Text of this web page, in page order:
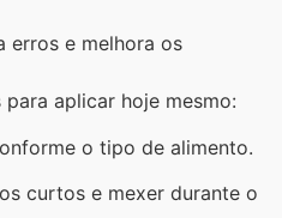
erros e melhora os
aplicar hoje mesmo:
o tipo de alimento.
curtos e mexer durante o